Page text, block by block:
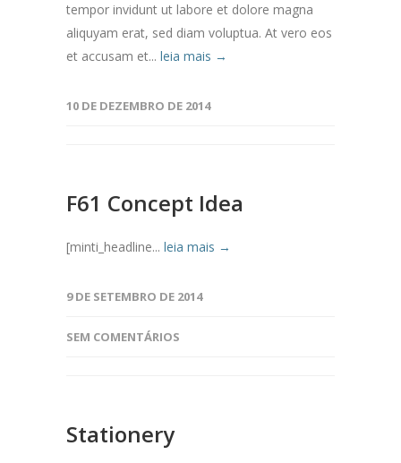
tempor invidunt ut labore et dolore magna
aliquyam erat, sed diam voluptua. At vero eos
et accusam et... leia mais →
10 DE DEZEMBRO DE 2014
F61 Concept Idea
[minti_headline... leia mais →
9 DE SETEMBRO DE 2014
SEM COMENTÁRIOS
Stationery